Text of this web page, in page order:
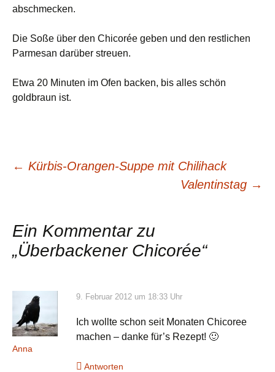
abschmecken.
Die Soße über den Chicorée geben und den restlichen
Parmesan darüber streuen.
Etwa 20 Minuten im Ofen backen, bis alles schön
goldbraun ist.
Beitragsnavigation
← Kürbis-Orangen-Suppe mit Chilihack
Valentinstag →
Ein Kommentar zu
„Überbackener Chicorée“
Anna
9. Februar 2012 um 18:33 Uhr
Ich wollte schon seit Monaten Chicoree
machen – danke für’s Rezept! 🙂
Antworten